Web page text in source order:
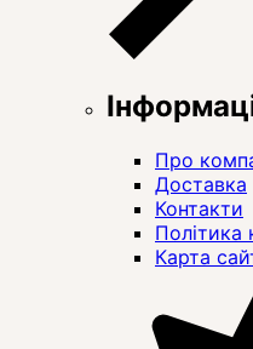
Про
Доставка
Контакти
Політика
Карта